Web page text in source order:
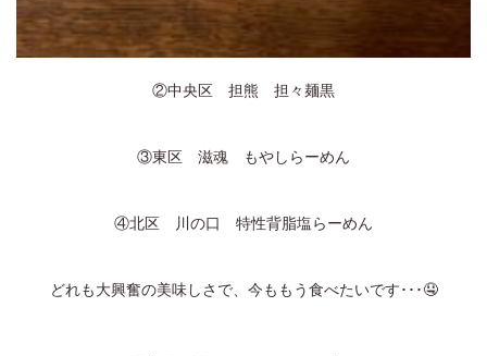
②中央区 担熊 担々麺黒
③東区 滋魂 もやしらーめん
④北区 川の口 特性背脂塩らーめん
どれも大興奮の美味しさで、今ももう食べたいです･･･🤤